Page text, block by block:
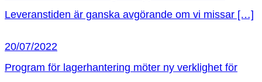
Leveranstiden är ganska avgörande om vi missar […]
20/07/2022
Program för lagerhantering möter ny verklighet för